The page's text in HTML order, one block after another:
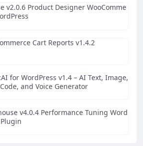
v2.0.6 Product Designer WooComme
Cart Reports v1.4.2
for WordPress v1.4 – AI Text, Image,
and Voice Generator
v4.0.4 Performance Tuning Word